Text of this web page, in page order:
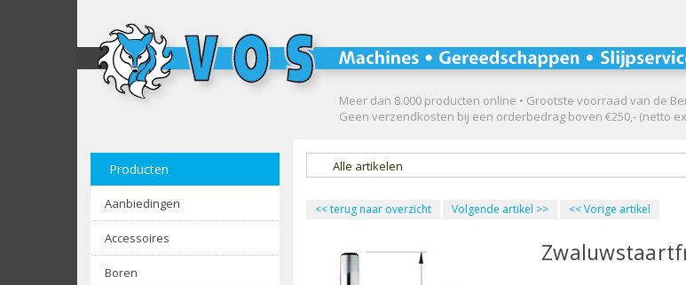
Meer dan 8.000 producten online • Grootste voorraad van de
Geen verzendkosten bij een orderbedrag boven €250,- (netto
Producten
Aanbiedingen
Accessoires
Boren
Alle artikelen
<<terug naar overzicht Volgende artikel >> <<Vorige artikel